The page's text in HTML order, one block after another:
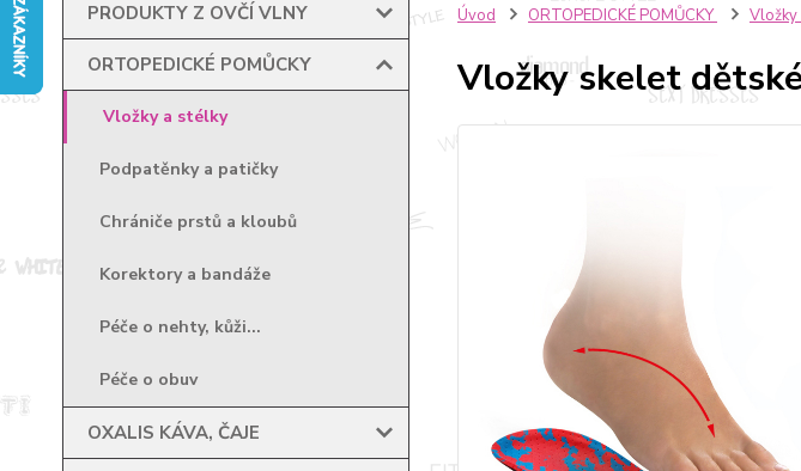
PRODUKTY Z OVČÍ VLNY
ORTOPEDICKÉ POMŮCKY
Vložky a stélky
Podpatěnky a patičky
Chrániče prstů a kloubů
Korektory a bandáže
Péče o nehty, kůži...
Péče o obuv
OXALIS KÁVA, ČAJE
Úvod ORTOPEDICKÉ POMŮCKY Vložky
Vložky skelet